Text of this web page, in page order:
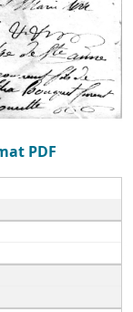
PDF